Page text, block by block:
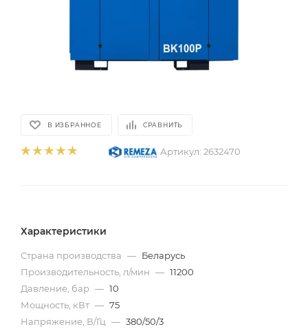
В ИЗБРАННОЕ СРАВНИТЬ
Артикул: 2632470
Характеристики
Страна производства — Беларусь
Производительность, л/мин — 11200
Давление, бар — 10
Мощность, кВт — 75
Напряжение, В/Гц — 380/50/3